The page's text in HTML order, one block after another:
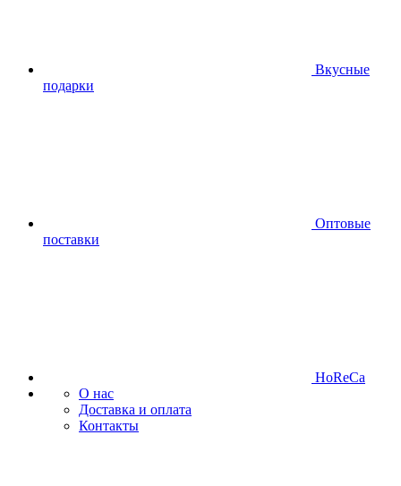
Вкусные
подарки
Оптовые
поставки
HoReCa
О нас
Доставка и оплата
Контакты